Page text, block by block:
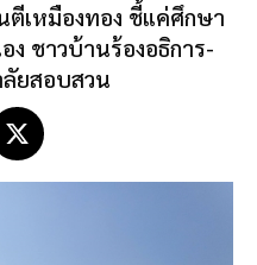
ตีเหมืองทอง ชี้แค่ศึกษา
ง ชาวบ้านร้องอธิการ-
ยสอบสวน